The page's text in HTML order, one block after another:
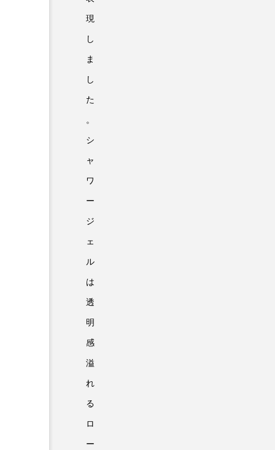
現
し
ま
し
た
。
シ
ャ
ワ
ー
ジ
ェ
ル
は
透
明
感
溢
れ
る
ロ
ー